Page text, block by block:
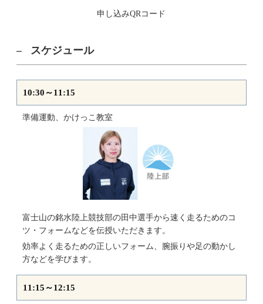
申し込みQRコード
スケジュール
10:30～11:15
準備運動、かけっこ教室
富士山の銘水陸上競技部の田中選手から速く走るためのコ
ツ・フォームなどを伝授いただきます。
効率よく走るための正しいフォーム、腕振りや足の動かし
方などを学びます。
11:15～12:15